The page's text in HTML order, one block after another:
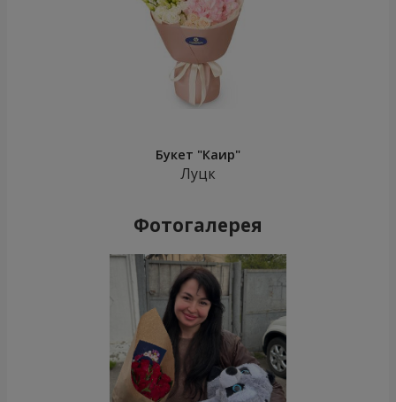
Букет "Каир"
Луцк
Фотогалерея